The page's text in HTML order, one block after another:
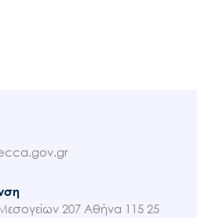
207 Αθήνα 115 25